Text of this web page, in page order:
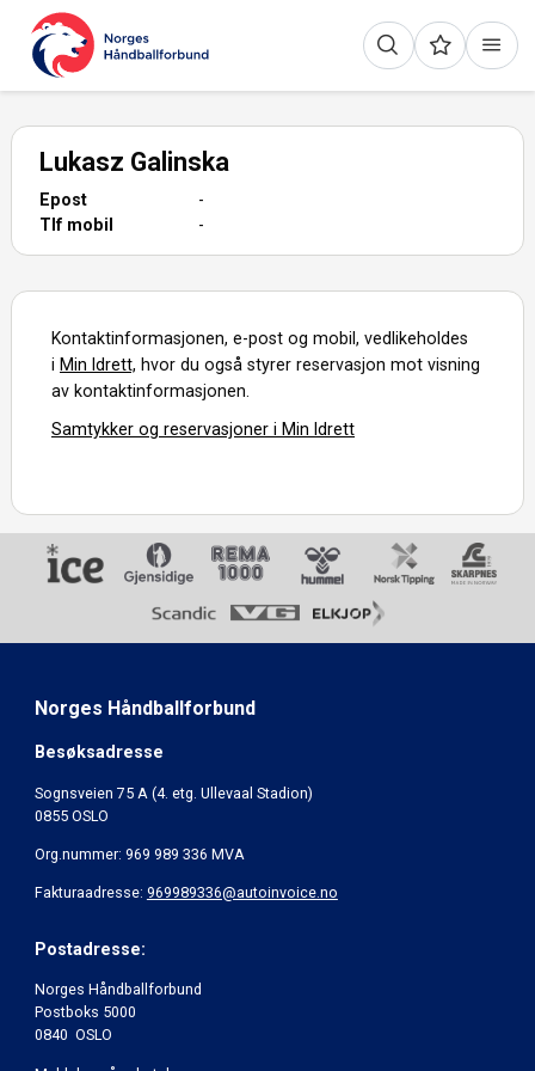
Lukasz Galinska
Epost
-
Tlf mobil
-
Kontaktinformasjonen, e-post og mobil, vedlikeholdes
i Min Idrett, hvor du også styrer reservasjon mot visning
av kontaktinformasjonen.
Samtykker og reservasjoner i Min Idrett
Norges Håndballforbund
Besøksadresse
Sognsveien 75 A (4. etg. Ullevaal Stadion)
0855 OSLO
Org.nummer: 969 989 336 MVA
Fakturaadresse: 969989336@autoinvoice.no
Postadresse:
Norges Håndballforbund
Postboks 5000
0840 OSLO